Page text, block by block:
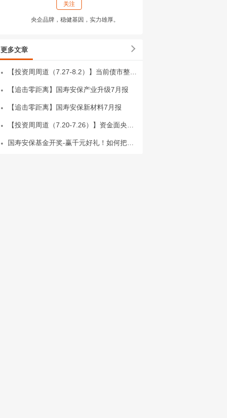
关注
央企品牌，稳健基因，实力雄厚。
更多文章
【追击零距离】国寿安保产业升级7月报
【追击零距离】国寿安保新材料7月报